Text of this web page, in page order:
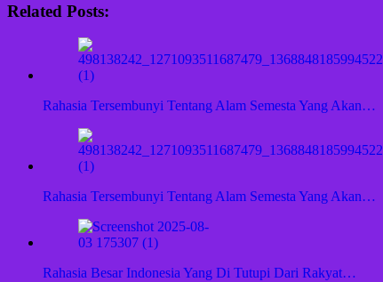
Related Posts:
Rahasia Tersembunyi Tentang Alam Semesta Yang Akan…
Rahasia Tersembunyi Tentang Alam Semesta Yang Akan…
Rahasia Besar Indonesia Yang Di Tutupi Dari Rakyat…